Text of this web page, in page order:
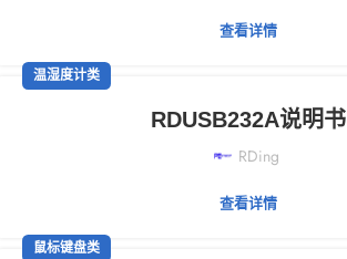
查看详情
温湿度计类
RDUSB232A说明书
RDing
查看详情
鼠标键盘类